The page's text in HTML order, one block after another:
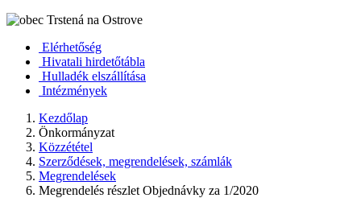
Elérhetőség
Hivatali hirdetőtábla
Hulladék elszállítása
Intézmények
Kezdőlap
Önkormányzat
Közzététel
Szerződések, megrendelések, számlák
Megrendelések
Megrendelés részlet Objednávky za 1/2020